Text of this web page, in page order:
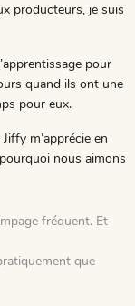
producteurs, je suis
pour
quand ils ont une
pour eux.
m’apprécie en
nous aimons
fréquent. Et
que